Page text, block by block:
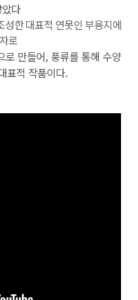
다
한 대표적 연못인 부용지에
로
로 만들어, 풍류를 통해 수양
표적 작품이다.